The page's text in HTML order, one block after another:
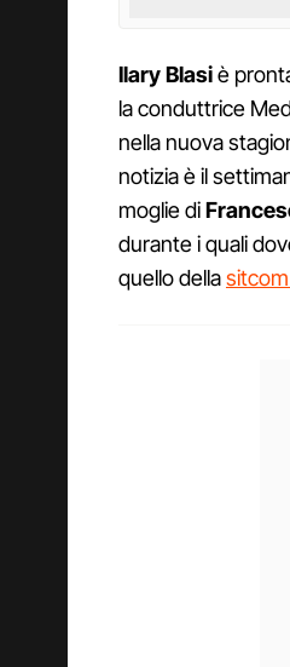
Ilary Blasiè
la conduttrice
nella nuova
notizia è il
moglie di
durante i quali
quello della